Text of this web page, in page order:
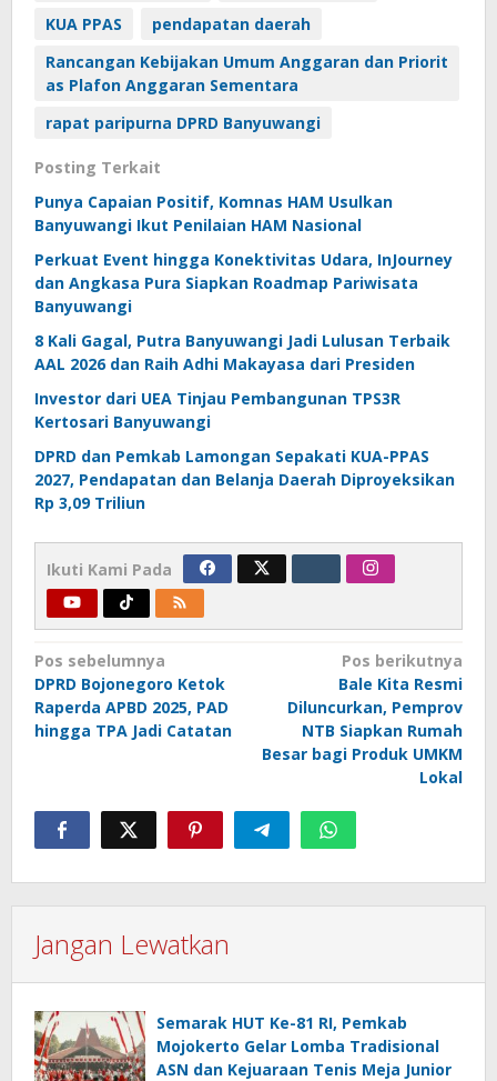
KUA PPAS
pendapatan daerah
Rancangan Kebijakan Umum Anggaran dan Priorit
as Plafon Anggaran Sementara
rapat paripurna DPRD Banyuwangi
Posting Terkait
Punya Capaian Positif, Komnas HAM Usulkan
Banyuwangi Ikut Penilaian HAM Nasional
Perkuat Event hingga Konektivitas Udara, InJourney
dan Angkasa Pura Siapkan Roadmap Pariwisata
Banyuwangi
8 Kali Gagal, Putra Banyuwangi Jadi Lulusan Terbaik
AAL 2026 dan Raih Adhi Makayasa dari Presiden
Investor dari UEA Tinjau Pembangunan TPS3R
Kertosari Banyuwangi
DPRD dan Pemkab Lamongan Sepakati KUA-PPAS
2027, Pendapatan dan Belanja Daerah Diproyeksikan
Rp 3,09 Triliun
Ikuti Kami Pada
Navigasi
pos
Pos sebelumnya
DPRD Bojonegoro Ketok
Raperda APBD 2025, PAD
hingga TPA Jadi Catatan
Pos berikutnya
Bale Kita Resmi
Diluncurkan, Pemprov
NTB Siapkan Rumah
Besar bagi Produk UMKM
Lokal
Jangan Lewatkan
Semarak HUT Ke-81 RI, Pemkab
Mojokerto Gelar Lomba Tradisional
ASN dan Kejuaraan Tenis Meja Junior